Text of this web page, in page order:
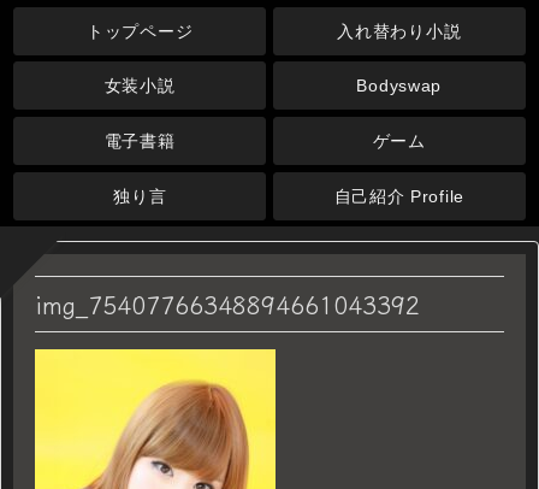
トップページ 入れ替わり小説
女装小説 Bodyswap
電子書籍 ゲーム
独り言 自己紹介 Profile
img_75407766348894661043392